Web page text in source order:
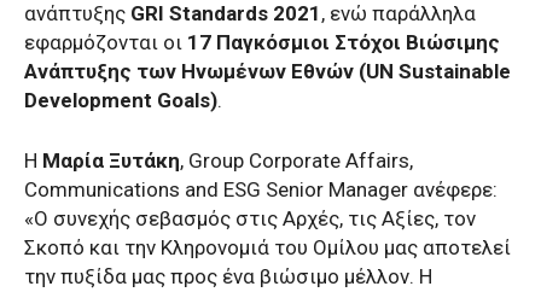
ανάπτυξης GRI Standards 2021 , ενώ παράλληλα
εφαρμόζονται οι 17 Παγκόσμιοι Στόχοι Βιώσιμης
Ανάπτυξης των Ηνωμένων Εθνών (UN Sustainable
Development Goals).
Η Μαρία Ξυτάκη, Group Corporate Affairs,
Communications and ESG Senior Manager ανέφερε:
«Ο συνεχής σεβασμός στις Αρχές, τις Αξίες, τον
Σκοπό και την Κληρονομιά του Ομίλου μας αποτελεί
την πυξίδα μας προς ένα βιώσιμο μέλλον. Η